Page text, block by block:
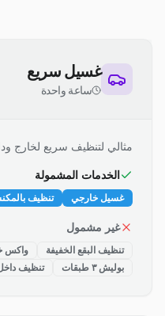
غسيل سريع
ساعة واحدة
مثالي لتنظيف سريع لخارج
الخدمات المشمولة
غسيل خارجي تنظيف
غير مشمول
تنظيف البقع الخفيفة واكس
بوليش ٣ طبقات
تنظيف